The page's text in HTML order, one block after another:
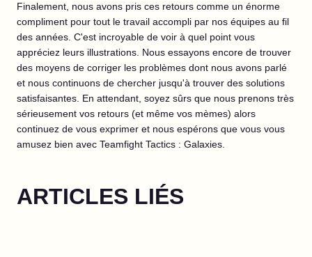
Finalement, nous avons pris ces retours comme un énorme
compliment pour tout le travail accompli par nos équipes au fil
des années. C'est incroyable de voir à quel point vous
appréciez leurs illustrations. Nous essayons encore de trouver
des moyens de corriger les problèmes dont nous avons parlé
et nous continuons de chercher jusqu'à trouver des solutions
satisfaisantes. En attendant, soyez sûrs que nous prenons très
sérieusement vos retours (et même vos mèmes) alors
continuez de vous exprimer et nous espérons que vous vous
amusez bien avec Teamfight Tactics : Galaxies.
ARTICLES LIÉS